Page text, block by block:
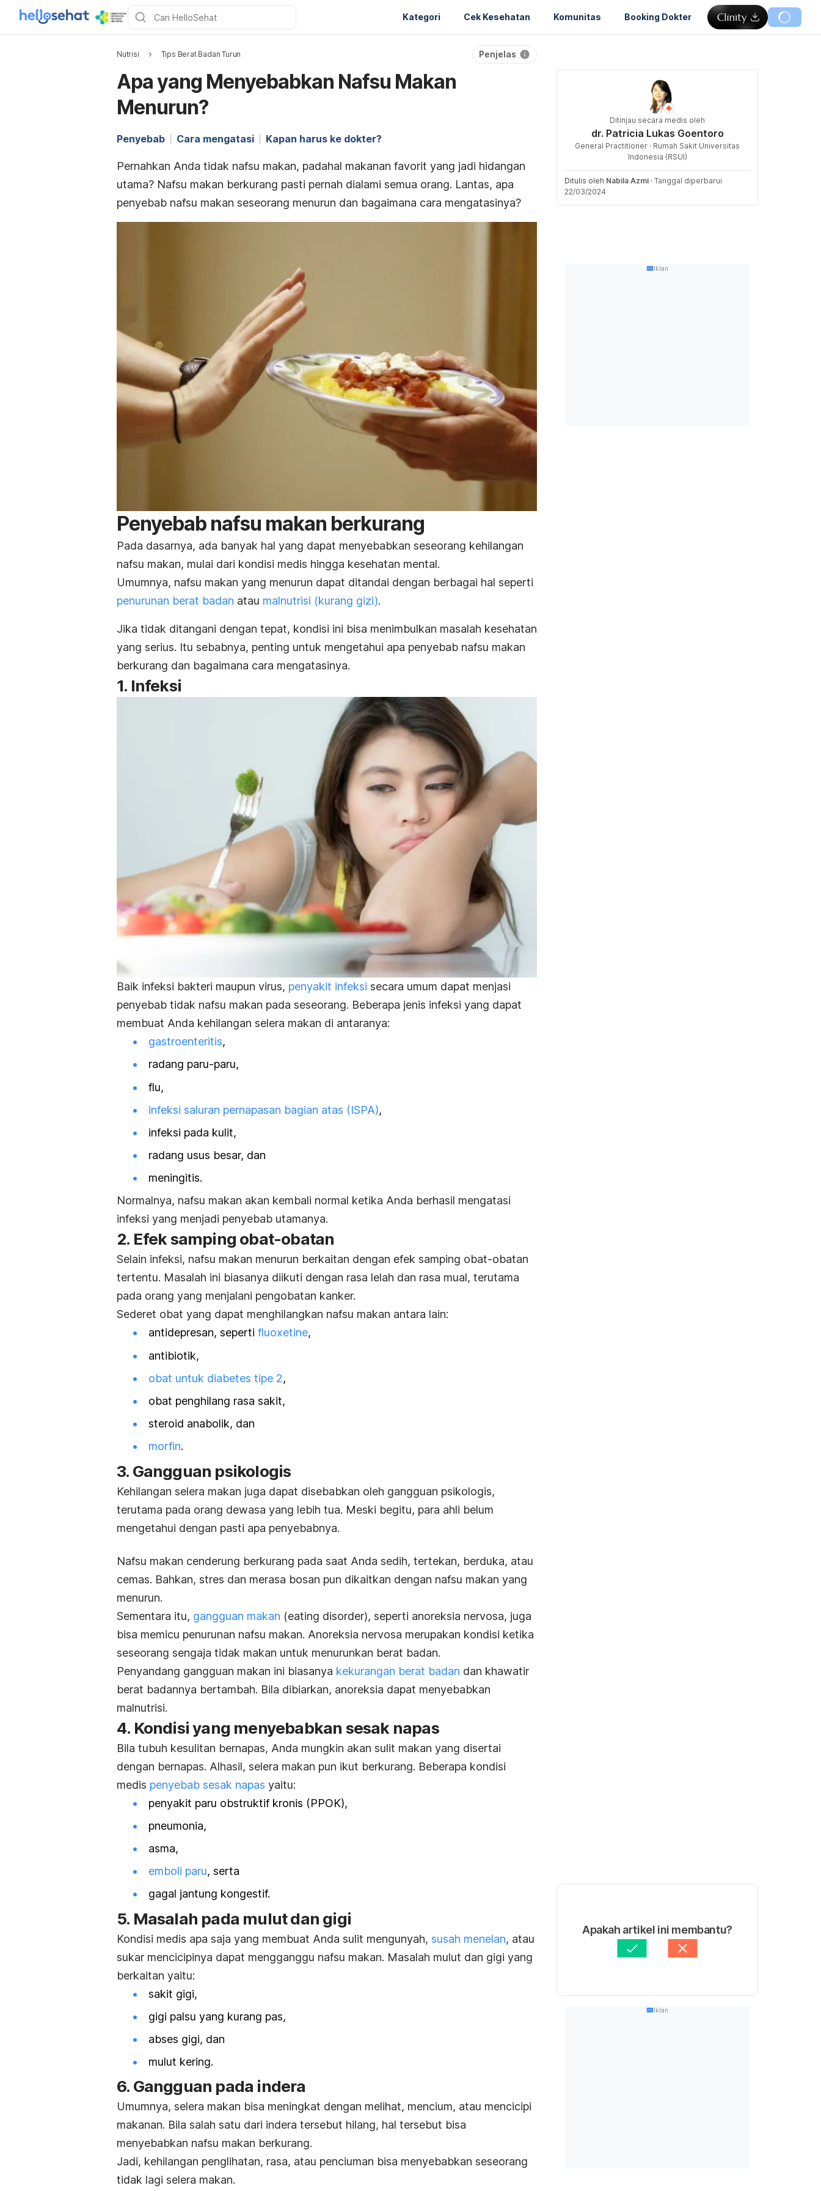
Kategori Cek Kesehatan Komunitas Booking Dokter
Nutrisi Tips Berat Badan Turun Penjelas
Apa yang Menyebabkan Nafsu Makan
Menurun?
Penyebab Cara mengatasi Kapan harus ke dokter?
Pernahkan Anda tidak nafsu makan, padahal makanan favorit yang jadi hidangan
utama? Nafsu makan berkurang pasti pernah dialami semua orang. Lantas, apa
penyebab nafsu makan seseorang menurun dan bagaimana cara mengatasinya?
Penyebab nafsu makan berkurang
Pada dasarnya, ada banyak hal yang dapat menyebabkan seseorang kehilangan
nafsu makan, mulai dari kondisi medis hingga kesehatan mental.
Umumnya, nafsu makan yang menurun dapat ditandai dengan berbagai hal seperti
penurunan berat badan atau malnutrisi (kurang gizi).
Jika tidak ditangani dengan tepat, kondisi ini bisa menimbulkan masalah kesehatan
yang serius. Itu sebabnya, penting untuk mengetahui apa penyebab nafsu makan
berkurang dan bagaimana cara mengatasinya.
1. Infeksi
Baik infeksi bakteri maupun virus, penyakit infeksi secara umum dapat menjasi
penyebab tidak nafsu makan pada seseorang. Beberapa jenis infeksi yang dapat
membuat Anda kehilangan selera makan di antaranya:
gastroenteritis,
radang paru-paru,
flu,
infeksi saluran pernapasan bagian atas (ISPA),
infeksi pada kulit,
radang usus besar, dan
meningitis.
Normalnya, nafsu makan akan kembali normal ketika Anda berhasil mengatasi
infeksi yang menjadi penyebab utamanya.
2. Efek samping obat-obatan
Selain infeksi, nafsu makan menurun berkaitan dengan efek samping obat-obatan
tertentu. Masalah ini biasanya diikuti dengan rasa lelah dan rasa mual, terutama
pada orang yang menjalani pengobatan kanker.
Sederet obat yang dapat menghilangkan nafsu makan antara lain:
antidepresan, seperti fluoxetine,
antibiotik,
obat untuk diabetes tipe 2,
obat penghilang rasa sakit,
steroid anabolik, dan
morfin.
3. Gangguan psikologis
Kehilangan selera makan juga dapat disebabkan oleh gangguan psikologis,
terutama pada orang dewasa yang lebih tua. Meski begitu, para ahli belum
mengetahui dengan pasti apa penyebabnya.
Nafsu makan cenderung berkurang pada saat Anda sedih, tertekan, berduka, atau
cemas. Bahkan, stres dan merasa bosan pun dikaitkan dengan nafsu makan yang
menurun.
Sementara itu, gangguan makan (eating disorder), seperti anoreksia nervosa, juga
bisa memicu penurunan nafsu makan. Anoreksia nervosa merupakan kondisi ketika
seseorang sengaja tidak makan untuk menurunkan berat badan.
Penyandang gangguan makan ini biasanya kekurangan berat badan dan khawatir
berat badannya bertambah. Bila dibiarkan, anoreksia dapat menyebabkan
malnutrisi.
4. Kondisi yang menyebabkan sesak napas
Bila tubuh kesulitan bernapas, Anda mungkin akan sulit makan yang disertai
dengan bernapas. Alhasil, selera makan pun ikut berkurang. Beberapa kondisi
medis penyebab sesak napas yaitu:
penyakit paru obstruktif kronis (PPOK),
pneumonia,
asma,
emboli paru, serta
gagal jantung kongestif.
5. Masalah pada mulut dan gigi
Kondisi medis apa saja yang membuat Anda sulit mengunyah, susah menelan, atau
sukar mencicipinya dapat mengganggu nafsu makan. Masalah mulut dan gigi yang
berkaitan yaitu:
sakit gigi,
gigi palsu yang kurang pas,
abses gigi, dan
mulut kering.
6. Gangguan pada indera
Umumnya, selera makan bisa meningkat dengan melihat, mencium, atau mencicipi
makanan. Bila salah satu dari indera tersebut hilang, hal tersebut bisa
menyebabkan nafsu makan berkurang.
Jadi, kehilangan penglihatan, rasa, atau penciuman bisa menyebabkan seseorang
tidak lagi selera makan.
Ditinjau secara medis oleh
dr. Patricia Lukas Goentoro
General Practitioner · Rumah Sakit Universitas
Indonesia (RSUI)
Ditulis oleh Nabila Azmi · Tanggal diperbarui
22/03/2024
Iklan
Apakah artikel ini membantu?
Iklan